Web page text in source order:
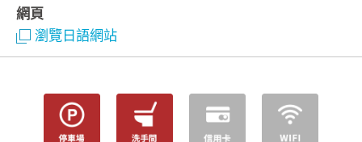
網頁
瀏覽日語網站